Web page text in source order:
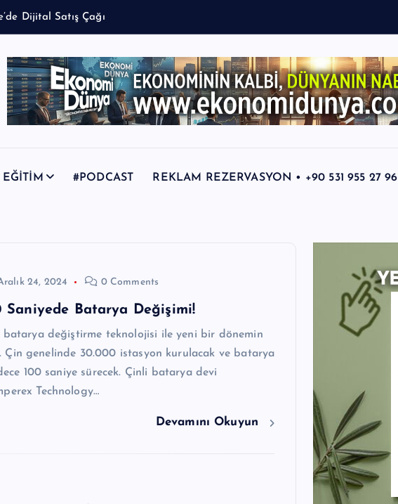
#PODCAST REKLAM REZERVASYON • +90 531 955 27 96
24, 2024 0 Comments
Saniyede Batarya Değişimi!
batarya değiştirme teknolojisi ile yeni bir dönemin
Çin genelinde 30.000 istasyon kurulacak ve batarya
100 saniye sürecek. Çinli batarya devi
Technology…
Devamını Okuyun